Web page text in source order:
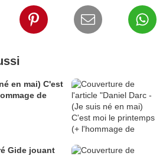
en mai) C'est
de
Gide jouant